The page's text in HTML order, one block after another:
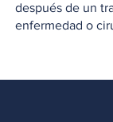
después de un
enfermedad o